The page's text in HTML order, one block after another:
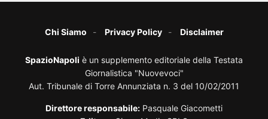
Chi Siamo Privacy Policy Disclaimer
SpazioNapoli è un supplemento editoriale della Testata
Giornalistica "Nuovevoci"
Aut. Tribunale di Torre Annunziata n. 3 del 10/02/2011
Direttore responsabile: Pasquale Giacometti